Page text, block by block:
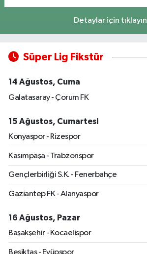
Detaylar için tıklayın
Süper Lig Fikstür
14 Ağustos, Cuma
Galatasaray - Çorum FK
15 Ağustos, Cumartesi
Konyaspor - Rizespor
Kasımpaşa - Trabzonspor
Gençlerbirliği S.K. - Fenerbahçe
Gaziantep FK - Alanyaspor
16 Ağustos, Pazar
Başakşehir - Kocaelispor
Beşiktaş - Eyüpspor